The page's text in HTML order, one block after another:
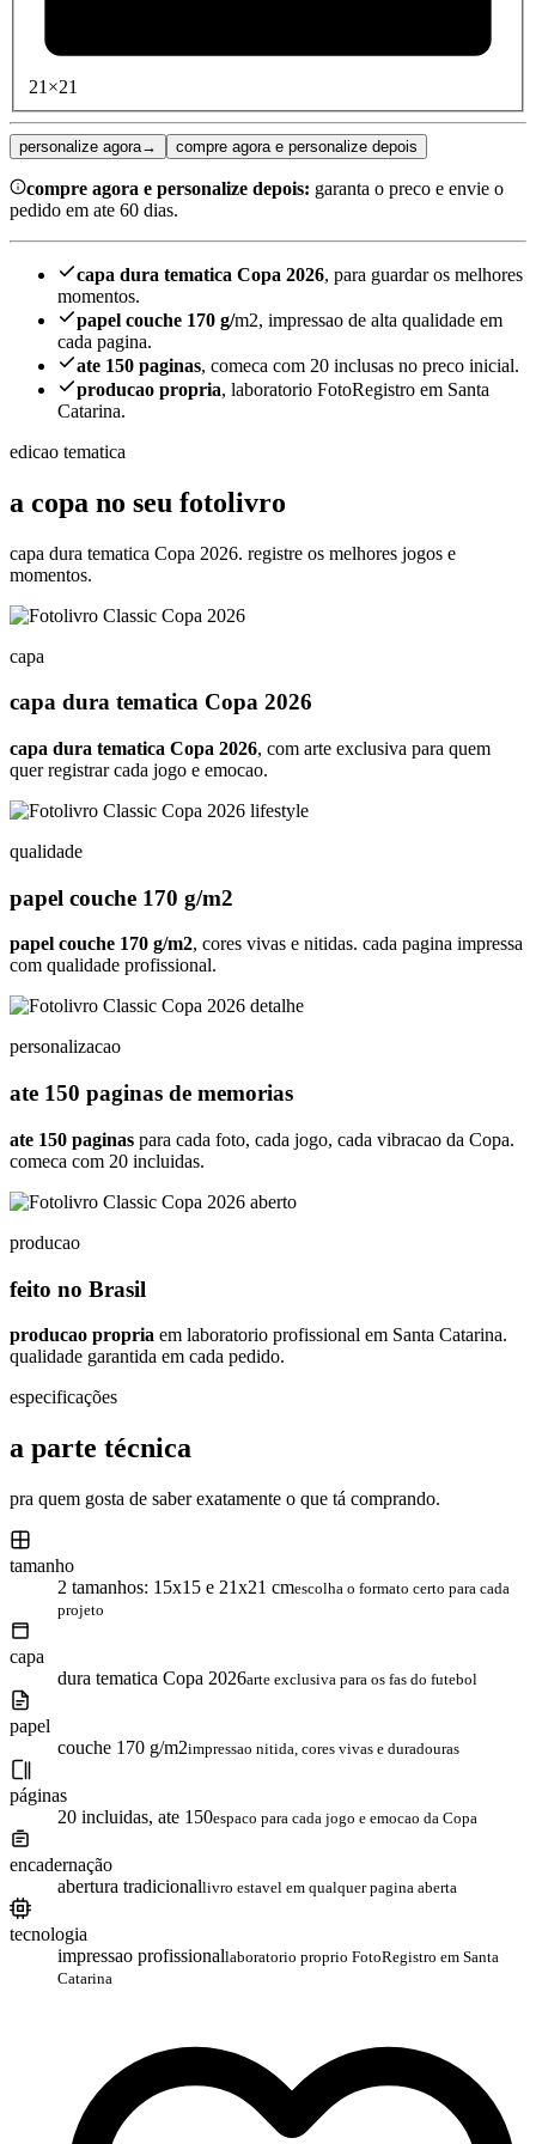
21×21
personalize agora→ compre agora e personalize depois
compre agora e personalize depois: garanta o preco e envie o
pedido em ate 60 dias.
capa dura tematica Copa 2026, para guardar os melhores
momentos.
papel couche 170 g/m2, impressao de alta qualidade em
cada pagina.
ate 150 paginas, comeca com 20 inclusas no preco inicial.
producao propria, laboratorio FotoRegistro em Santa
Catarina.
edicao tematica
a copa no seu fotolivro
capa dura tematica Copa 2026. registre os melhores jogos e
momentos.
capa
capa dura tematica Copa 2026
capa dura tematica Copa 2026, com arte exclusiva para quem
quer registrar cada jogo e emocao.
qualidade
papel couche 170 g/m2
papel couche 170 g/m2, cores vivas e nitidas. cada pagina impressa
com qualidade profissional.
personalizacao
ate 150 paginas de memorias
ate 150 paginas para cada foto, cada jogo, cada vibracao da Copa.
comeca com 20 incluidas.
producao
feito no Brasil
producao propria em laboratorio profissional em Santa Catarina.
qualidade garantida em cada pedido.
especificações
a parte técnica
pra quem gosta de saber exatamente o que tá comprando.
tamanho
2 tamanhos: 15x15 e 21x21 cmescolha o formato certo para cada
projeto
capa
dura tematica Copa 2026arte exclusiva para os fas do futebol
papel
couche 170 g/m2impressao nitida, cores vivas e duradouras
páginas
20 incluidas, ate 150espaco para cada jogo e emocao da Copa
encadernação
abertura tradicionallivro estavel em qualquer pagina aberta
tecnologia
impressao profissionallaboratorio proprio FotoRegistro em Santa
Catarina